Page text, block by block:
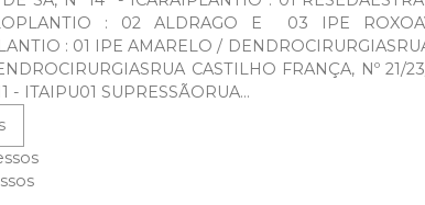
: 02 ALDRAGO E 03 IPE
: 01 IPE AMARELO /
CASTILHO FRANÇA, Nº 21/
- ITAIPU01 SUPRESSÃORUA...